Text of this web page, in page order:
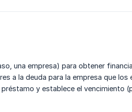
una empresa) para obtener
a la deuda para la empresa que los
y establece el vencimiento